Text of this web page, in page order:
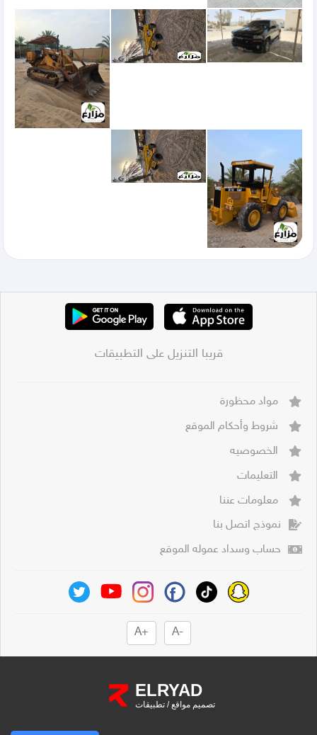
قريبا التنزيل على التطبيقات
مواد محظورة
شروط وأحكام الموقع
الخصوصيه
التعليمات
معلومات عننا
نموذج اتصل بنا
حساب وسداد عموله الموقع
-A
+A
ELRYAD
تصميم مواقع/ تطبيقات